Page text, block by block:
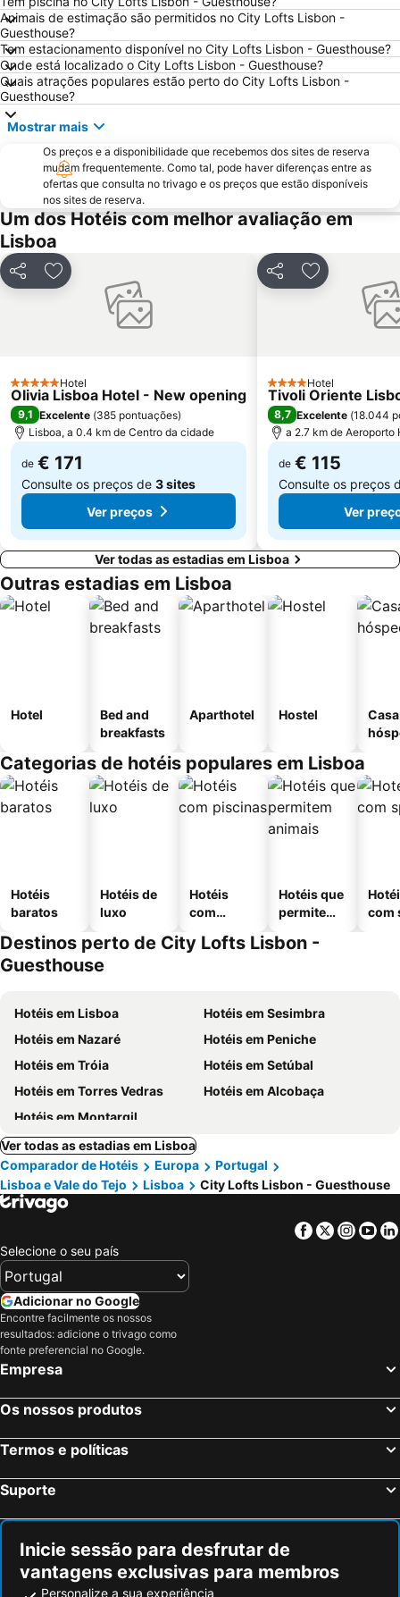
Marquês de Pombal
Estádio do Restelo
Praia das Maçãs
Fonte da Telha
Praia Tróia Mar
Praia da Ericeira
Parque Natural da Arrabida
Campo Grande
Lagoa de Albufeira
Tróia Beach
Alcântara
Oceanário de Lisboa
Praia da Caparica
Chiado
Fundaçao Champalimaud
Alvalade
Praça do Rossio
Gare do Oriente
Centro Comercial Vasco da Gama
Centro Colombo
Estádio José Alvalade
Wonderland Lisboa
Praça do Comércio
Telheiras
Animais de estimação são permitidos no City Lofts Lisbon -
Guesthouse?
Tem estacionamento disponível no City Lofts Lisbon - Guesthouse?
Onde está localizado o City Lofts Lisbon - Guesthouse?
Quais atrações populares estão perto do City Lofts Lisbon -
Guesthouse?
Mostrar mais
Os preços e a disponibilidade que recebemos dos sites de reserva
mudam frequentemente. Como tal, pode haver diferenças entre as
ofertas que consulta no trivago e os preços que estão disponíveis
nos sites de reserva.
Um dos Hotéis com melhor avaliação em
Lisboa
PartilharAdicionar aos favoritos
5 EstrelasHotel
Olivia Lisboa Hotel - New opening
9,1 Excelente (385 pontuações)
Lisboa, a 0.4 km de Centro da cidade
de € 171
Consulte os preços de 3 sites
Ver preços
PartilharAdicionar
4 Estrelas
Hotel
Tivoli Oriente
8,7 Excelente (18.044
a 2.7 km de Aeroporto
de € 115
Consulte os preços
Ver
Ver todas as estadias em Lisboa
Outras estadias em Lisboa
Hotel
Bed and
breakfasts
Aparthotel Hostel
Categorias de hotéis populares em Lisboa
Hotéis
baratos
Hotéis de
luxo
Hotéis
com
Hotéis que
permitem
com
Destinos perto de City Lofts Lisbon -
Guesthouse
Hotéis em Lisboa
Hotéis em Sesimbra
Hotéis em Nazaré
Hotéis em Peniche
Hotéis em Tróia
Hotéis em Setúbal
Hotéis em Torres Vedras
Hotéis em Alcobaça
Hotéis em Montargil
Ver todas as estadias em Lisboa
Comparador de Hotéis
Europa
Portugal
Lisboa e Vale do Tejo
Lisboa City Lofts Lisbon - Guesthouse
Facebook
Twitter
Selecione o seu país
Adicionar no Google
Encontre facilmente os nossos
resultados: adicione o trivago como
fonte preferencial no Google.
Empresa
Os nossos produtos
Termos e políticas
Suporte
Inicie sessão para desfrutar de
vantagens exclusivas para membros
Personalize a sua experiência